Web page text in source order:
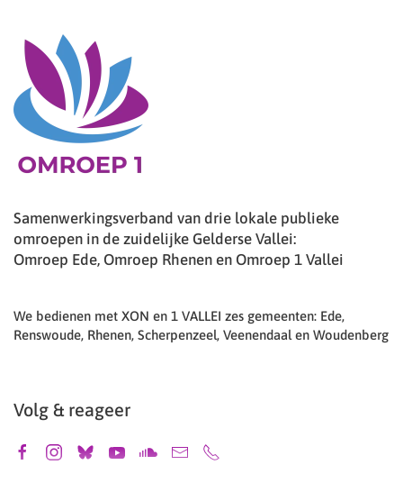
Samenwerkingsverband van drie lokale publieke
omroepen in de zuidelijke Gelderse Vallei:
Omroep Ede, Omroep Rhenen en Omroep 1 Vallei
We bedienen met XON en 1 VALLEI zes gemeenten: Ede,
Renswoude, Rhenen, Scherpenzeel, Veenendaal en Woudenberg
Volg & reageer